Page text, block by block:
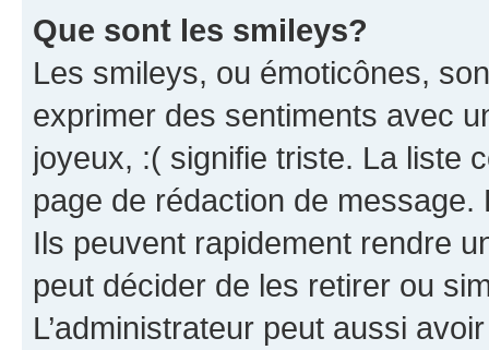
Que sont les smileys?
Les smileys, ou émoticônes,
exprimer des sentiments avec
joyeux, :( signifie triste. La liste
page de rédaction de
Ils peuvent rapidement rendre
peut décider de les retirer ou
L’administrateur peut aussi